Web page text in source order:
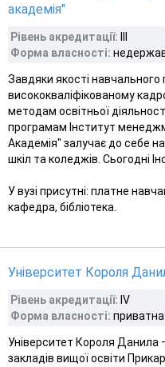
академія"
Рівень акредитації:
Форма власності:
Завдяки якості навчального
висококваліфікованому
методам освітньої
програмам Інститут
Академія" залучає до себе
шкіл та коледжів. Сьогодні
У вузі присутні: платне
кафедра, бібліотека.
Університет Короля
Рівень акредитації: IV
Форма власності: приватна
Університет Короля Данила
закладів вищої освіти